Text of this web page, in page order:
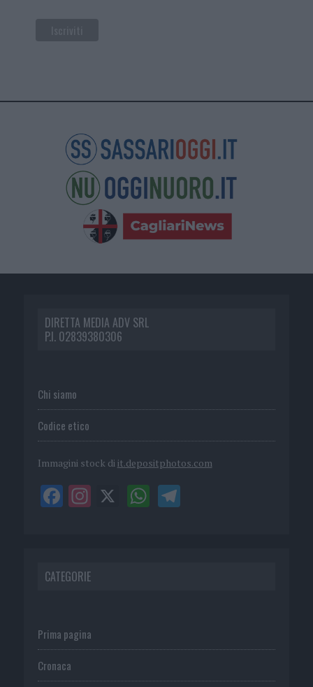
DIRETTA MEDIA ADV SRL
P.I. 02839380306
Chi siamo
Codice etico
Immagini stock di it.depositphotos.com
CATEGORIE
Prima pagina
Cronaca